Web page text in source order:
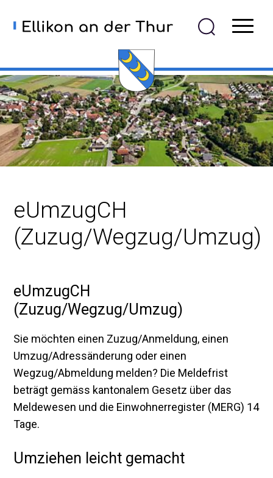
Navigieren in Ellikon an
eUmzugCH
(Zuzug/Wegzug/Umzug)
eUmzugCH
(Zuzug/Wegzug/Umzug)
Sie möchten einen Zuzug/Anmeldung, einen
Umzug/Adressänderung oder einen
Wegzug/Abmeldung melden? Die Meldefrist
beträgt gemäss kantonalem Gesetz über das
Meldewesen und die Einwohnerregister (MERG) 14
Tage.
Umziehen leicht gemacht